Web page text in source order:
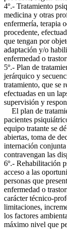
4º.- Tratamiento
medicina y otras
enfermería, terapia
procedente,
que tengan por
adaptación y/o
enfermedad o
5º.- Plan de
jerárquico y
tratamiento, que se
efectuadas en un
supervisión y
El plan de
pacientes
equipo tratante se
abiertas, toma de
internación
contravengan las
6º.- Rehabilitación
acceso a las
personas que
enfermedad o
carácter técnico-
limitaciones,
los factores
máximo nivel que